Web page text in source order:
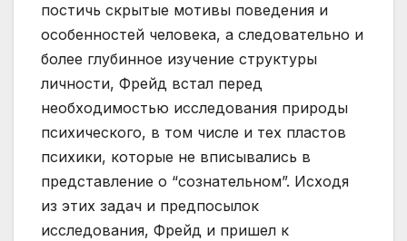
постичь скрытые мотивы поведения и
особенностей человека, а следовательно и
более глубинное изучение структуры
личности, Фрейд встал перед
необходимостью исследования природы
психического, в том числе и тех пластов
психики, которые не вписывались в
представление о “сознательном”. Исходя
из этих задач и предпосылок
исследования, Фрейд и пришел к